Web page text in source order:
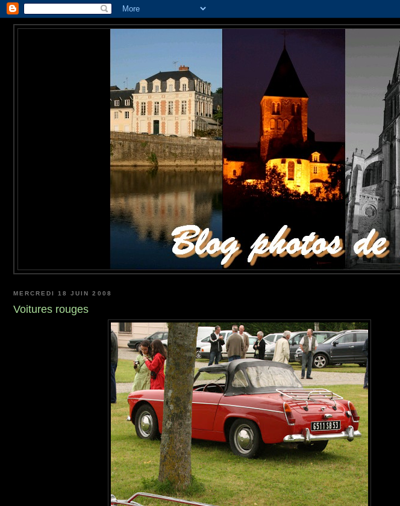
MERCREDI 18 JUIN 2008
Voitures rouges